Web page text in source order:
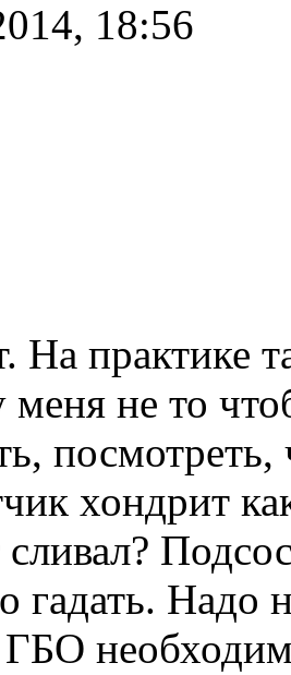
18:56
практике
меня не то
посмотреть,
хондрит
гадать. Надо